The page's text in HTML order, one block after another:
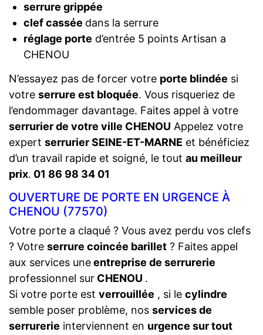
serrure grippée
clef cassée dans la serrure
réglage porte d’entrée 5 points Artisan a
CHENOU
N’essayez pas de forcer votre porte blindée si
votre serrure est bloquée. Vous risqueriez de
l’endommager davantage. Faites appel à votre
serrurier de votre ville CHENOU Appelez votre
expert serrurier SEINE-ET-MARNE et bénéficiez
d’un travail rapide et soigné, le tout au meilleur
prix. 01 86 98 34 01
OUVERTURE DE PORTE EN URGENCE À
CHENOU (77570)
Votre porte a claqué ? Vous avez perdu vos clefs
? Votre serrure coincée barillet ? Faites appel
aux services uneentreprise de serrurerie
professionnel sur CHENOU .
Si votre porte est verrouillée , si le cylindre
semble poser problème, nos services de
serrurerie interviennent en urgence sur tout